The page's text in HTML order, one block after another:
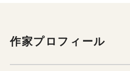
作家プロフィール